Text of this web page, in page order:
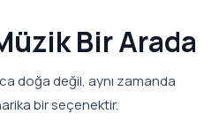
Bir Arada
doğa değil, aynı zamanda
bir seçenektir.